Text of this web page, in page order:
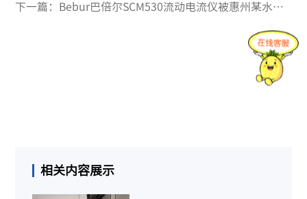
下一篇： Bebur巴倍尔SCM530流动电流仪被惠州某水厂采购
相关内容展示